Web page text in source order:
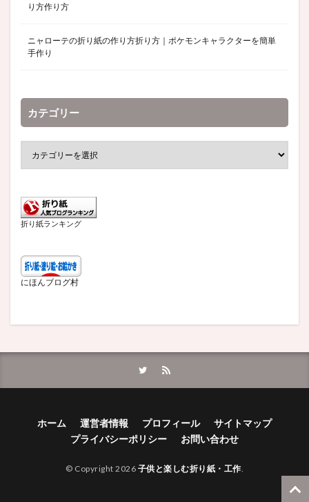
り方作り方
ニャローテの折り紙の作り方折り方｜ポケモンキャラクターを簡単
手作り
カテゴリー
折り紙ランキング
にほんブログ村
ホーム 運営者情報 プロフィール
サイトマップ
プライバシーポリシー
お問い合わせ
© Copyright 2026 子供と楽しむ折り紙・工作